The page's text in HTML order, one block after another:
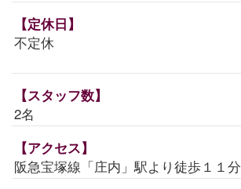
【定休日】
不定休
【スタッフ数】
2名
【アクセス】
阪急宝塚線「庄内」駅より徒歩１１分